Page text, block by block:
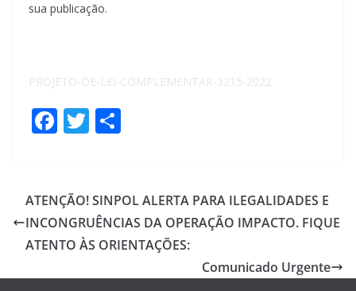
sua publicação.
PROJETO-DE-LEI-COMPLEMENTAR-3215-2022
F
b
o
o
k
T
er e
ATENÇÃO! SINPOL ALERTA PARA ILEGALIDADES E
INCONGRUÊNCIAS DA OPERAÇÃO IMPACTO. FIQUE
ATENTO ÀS ORIENTAÇÕES:
Comunicado Urgente